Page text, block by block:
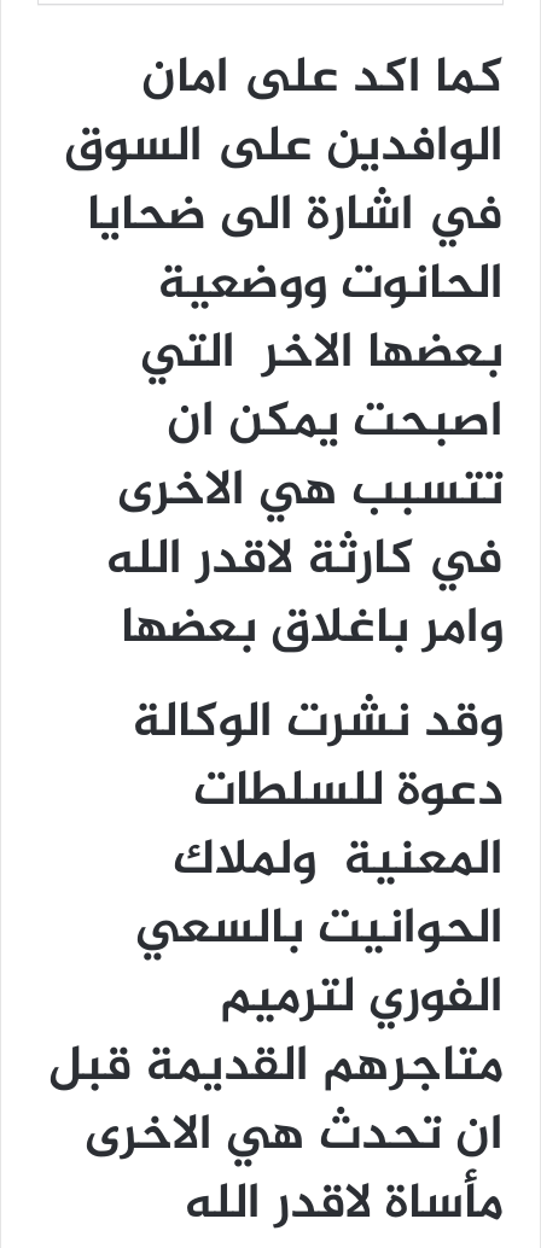
كما اكد على امان
الوافدين على السوق
في اشارة الى ضحايا
الحانوت ووضعية
بعضها الاخر التي
اصبحت يمكن ان
تتسبب هي الاخرى
في كارثة لاقدر الله
وامر باغلاق بعضها
وقد نشرت الوكالة
دعوة للسلطات
المعنية ولملاك
الحوانيت بالسعي
الفوري لترميم
متاجرهم القديمة قبل
ان تحدث هي الاخرى
مأساة لاقدر الله